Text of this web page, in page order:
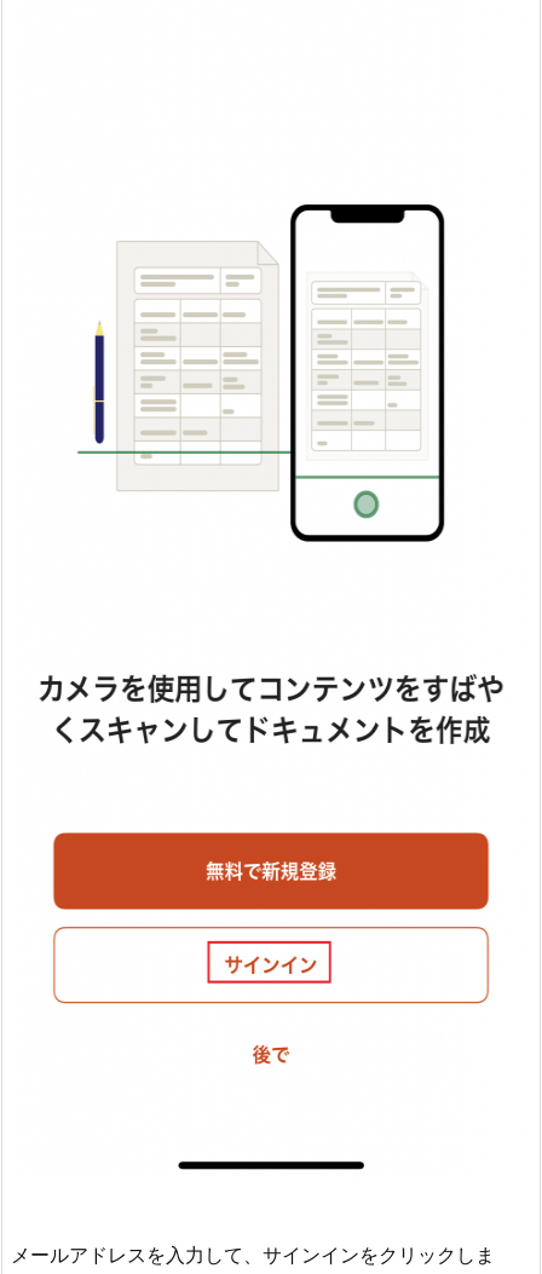
メールアドレスを入力して、サインインをクリックしま